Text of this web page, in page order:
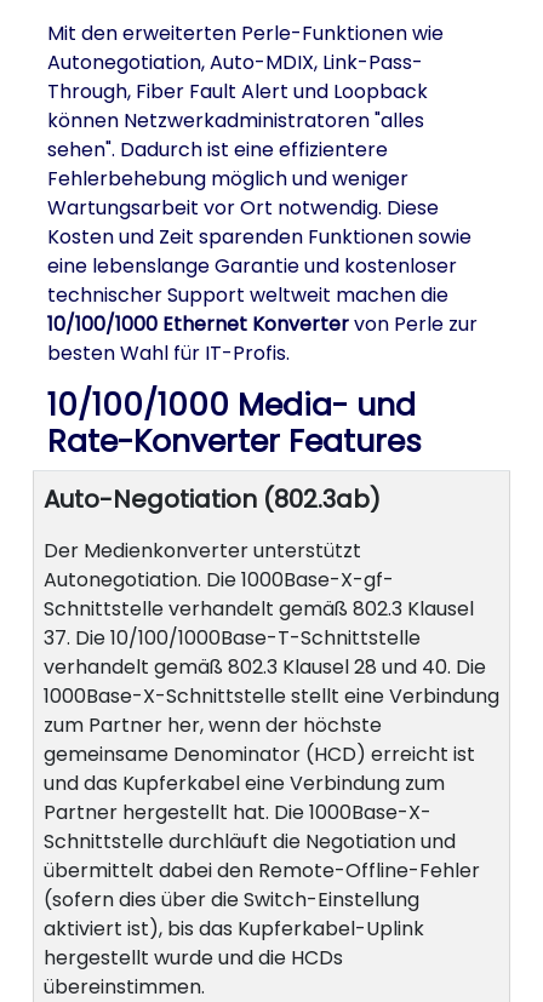
Mit den erweiterten Perle-Funktionen wie
Autonegotiation, Auto-MDIX, Link-Pass-
Through, Fiber Fault Alert und Loopback
können Netzwerkadministratoren "alles
sehen". Dadurch ist eine effizientere
Fehlerbehebung möglich und weniger
Wartungsarbeit vor Ort notwendig. Diese
Kosten und Zeit sparenden Funktionen sowie
eine lebenslange Garantie und kostenloser
technischer Support weltweit machen die
10/100/1000 Ethernet Konvertervon Perle zur
besten Wahl für IT-Profis.
10/100/1000 Media- und
Rate-Konverter Features
Auto-Negotiation (802.3ab)
Der Medienkonverter unterstützt
Autonegotiation. Die 1000Base-X-gf-
Schnittstelle verhandelt gemäß 802.3 Klausel
37. Die 10/100/1000Base-T-Schnittstelle
verhandelt gemäß 802.3 Klausel 28 und 40. Die
1000Base-X-Schnittstelle stellt eine Verbindung
zum Partner her, wenn der höchste
gemeinsame Denominator (HCD) erreicht ist
und das Kupferkabel eine Verbindung zum
Partner hergestellt hat. Die 1000Base-X-
Schnittstelle durchläuft die Negotiation und
übermittelt dabei den Remote-Offline-Fehler
(sofern dies über die Switch-Einstellung
aktiviert ist), bis das Kupferkabel-Uplink
hergestellt wurde und die HCDs
übereinstimmen.